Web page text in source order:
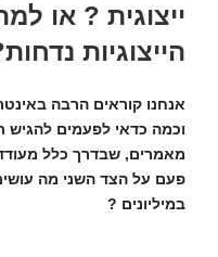
ייצוגית ? או
הייצוגיות
אנחנו קוראים הרבה
וכמה כדאי לפעמים להגיש
מאמרים, שבדרך כלל
פעם על הצד השני מה
במיליונים ?